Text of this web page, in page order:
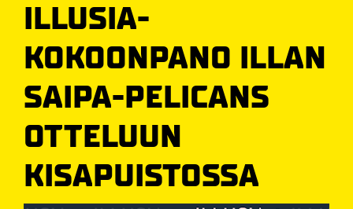
ILLUSIA-
KOKOONPANO ILLAN
SAIPA-PELICANS
OTTELUUN
KISAPUISTOSSA